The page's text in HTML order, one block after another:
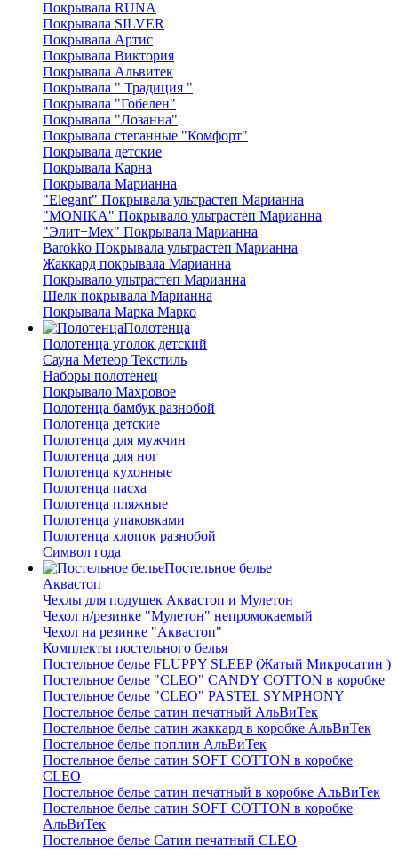
Покрывала RUNA
Покрывала SILVER
Покрывала Артис
Покрывала Виктория
Покрывала Альвитек
Покрывала " Традиция "
Покрывала "Гобелен"
Покрывала "Лозанна"
Покрывала стеганные "Комфорт"
Покрывала детские
Покрывала Карна
Покрывала Марианна
"Elegant" Покрывала ультрастеп Марианна
"MONIKA" Покрывало ультрастеп Марианна
"Элит+Мех" Покрывала Марианна
Barokko Покрывала ультрастеп Марианна
Жаккард покрывала Марианна
Покрывало ультрастеп Марианна
Шелк покрывала Марианна
Покрывала Марка Марко
Полотенца
Полотенца уголок детский
Сауна Метеор Текстиль
Наборы полотенец
Покрывало Махровое
Полотенца бамбук разнобой
Полотенца детские
Полотенца для мужчин
Полотенца для ног
Полотенца кухонные
Полотенца пасха
Полотенца пляжные
Полотенца упаковками
Полотенца хлопок разнобой
Символ года
Постельное белье
Аквастоп
Чехлы для подушек Аквастоп и Мулетон
Чехол н/резинке "Мулетон" непромокаемый
Чехол на резинке "Аквастоп"
Комплекты постельного белья
Постельное белье FLUPPY SLEEP (Жатый Микросатин )
Постельное белье "CLEO" CANDY COTTON в коробке
Постельное белье "CLEO" PASTEL SYMPHONY
Постельное белье сатин печатный АльВиТек
Постельное белье сатин жаккард в коробке АльВиТек
Постельное белье поплин АльВиТек
Постельное белье сатин SOFT COTTON в коробке
CLEO
Постельное белье сатин печатный в коробке АльВиТек
Постельное белье сатин SOFT COTTON в коробке
АльВиТек
Постельное белье Сатин печатный CLEO